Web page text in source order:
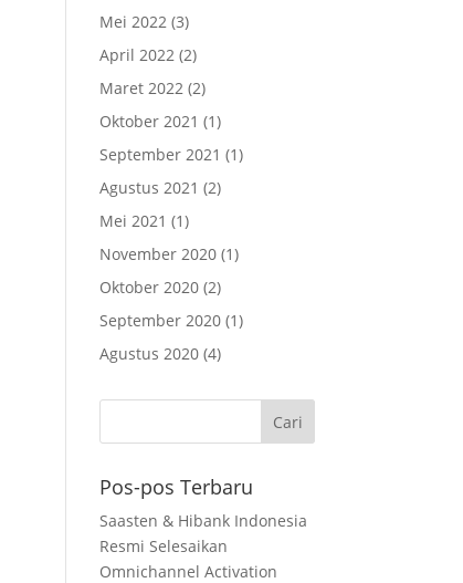
Mei 2022 (3)
April 2022 (2)
Maret 2022 (2)
Oktober 2021 (1)
September 2021 (1)
Agustus 2021 (2)
Mei 2021 (1)
November 2020 (1)
Oktober 2020 (2)
September 2020 (1)
Agustus 2020 (4)
Pos-pos Terbaru
Saasten & Hibank Indonesia
Resmi Selesaikan
Omnichannel Activation